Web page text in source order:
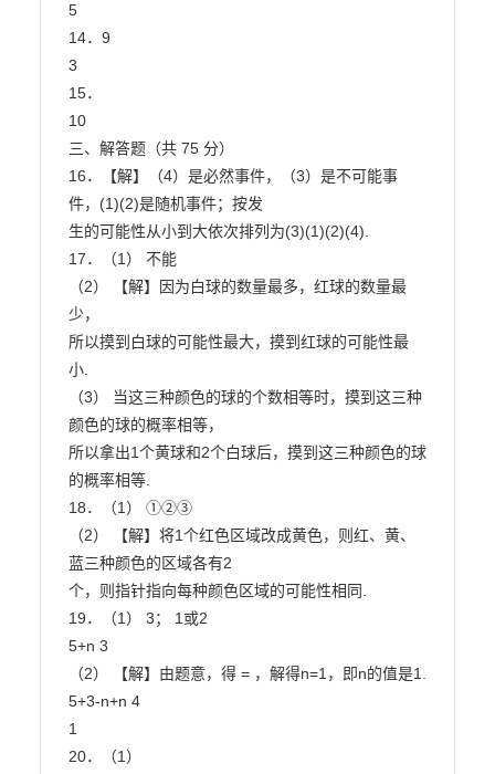
5
14．9
3
15．
10
三、解答题（共 75 分）
16．【解】（4）是必然事件，（3）是不可能事
件，(1)(2)是随机事件；按发
生的可能性从小到大依次排列为(3)(1)(2)(4).
17．（1） 不能
（2） 【解】因为白球的数量最多，红球的数量最
少，
所以摸到白球的可能性最大，摸到红球的可能性最
小.
（3） 当这三种颜色的球的个数相等时，摸到这三种
颜色的球的概率相等，
所以拿出1个黄球和2个白球后，摸到这三种颜色的球
的概率相等.
18．（1） ①②③
（2） 【解】将1个红色区域改成黄色，则红、黄、
蓝三种颜色的区域各有2
个，则指针指向每种颜色区域的可能性相同.
19．（1） 3； 1或2
5+n 3
（2） 【解】由题意，得 = ，解得n=1，即n的值是1.
5+3-n+n 4
1
20．（1）